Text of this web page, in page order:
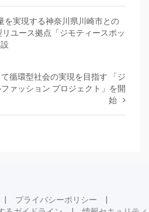
を実現する神奈川県川崎市との
ユース拠点「ジモティースポッ
循環型社会の実現を目指す 「ジ
ァッション プロジェクト」を開
始
プライバシーポリシー